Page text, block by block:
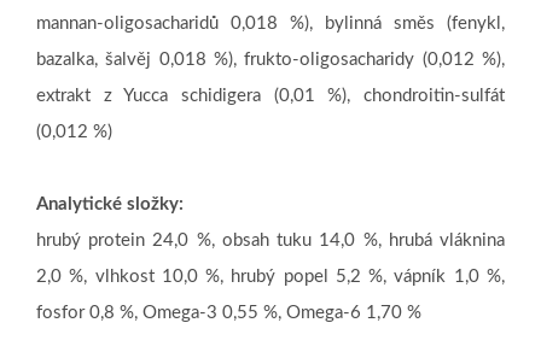
mannan-oligosacharidů 0,018 %), bylinná směs (fenykl,
bazalka, šalvěj 0,018 %), frukto-oligosacharidy (0,012 %),
extrakt z Yucca schidigera (0,01 %), chondroitin-sulfát
(0,012 %)
Analytické složky:
hrubý protein 24,0 %, obsah tuku 14,0 %, hrubá vláknina
2,0 %, vlhkost 10,0 %, hrubý popel 5,2 %, vápník 1,0 %,
fosfor 0,8 %, Omega-3 0,55 %, Omega-6 1,70 %